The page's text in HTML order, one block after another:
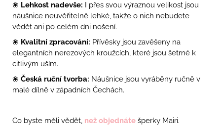
❀ Lehkost nadevše: I přes svou výraznou velikost jsou
náušnice neuvěřitelně lehké, takže o nich nebudete
vědět ani po celém dni nošení.
❀ Kvalitní zpracování: Přívěsky jsou zavěšeny na
elegantních nerezových kroužcích, které jsou šetrné k
citlivým uším.
❀ Česká ruční tvorba: Náušnice jsou vyráběny ručně v
malé dílně v západních Čechách.
Co byste měli vědět, než objednáte šperky Mairi.